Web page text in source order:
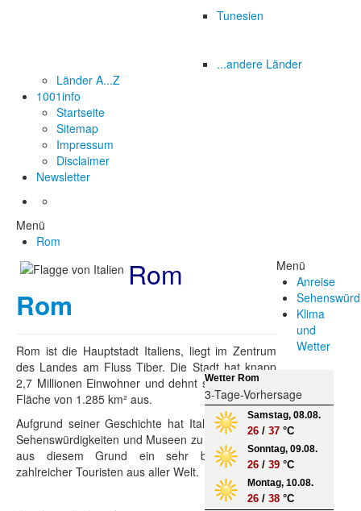
Tunesien
...andere Länder
Länder A...Z
1001info
Startseite
Sitemap
Impressum
Disclaimer
Newsletter
Menü
Rom
Rom
Rom
Rom ist die Hauptstadt Italiens, liegt im Zentrum
des Landes am Fluss Tiber. Die Stadt hat knapp
2,7 Millionen Einwohner und dehnt sich über eine
Fläche von 1.285 km² aus.
Aufgrund seiner Geschichte hat Italien sehr viele
Sehenswürdigkeiten und Museen zu bieten und ist
aus diesem Grund ein sehr beliebtes Ziel
zahlreicher Touristen aus aller Welt.
Menü
Anreise
Klima
und
Wetter
Wetter Rom
3-Tage-Vorhersage
Samstag, 08.08.
26/ 37°C
Sonntag, 09.08.
26/ 39°C
Montag, 10.08.
26/ 38°C